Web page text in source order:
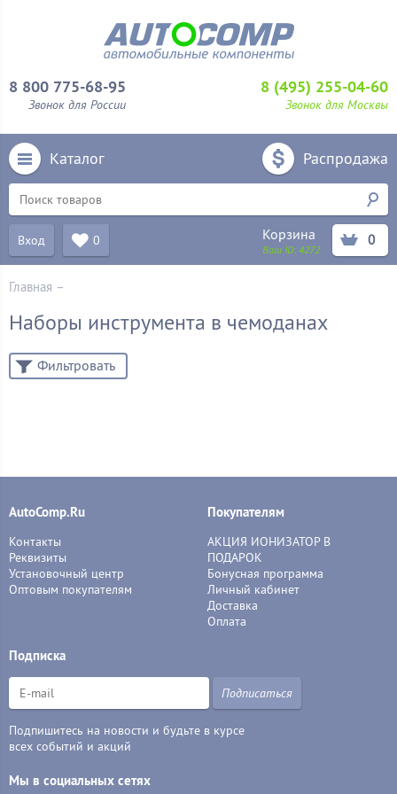
8 800 775-68-95
Звонок для России
8 (495) 255-04-60
Звонок для Москвы
Каталог Распродажа
Вход 0 Корзина
Ваш ID:4272
0
Главная –
Наборы инструмента в чемоданах
Фильтровать
AutoComp.Ru
Контакты
Реквизиты
Установочный центр
Оптовым покупателям
Покупателям
АКЦИЯ ИОНИЗАТОР В
ПОДАРОК
Бонусная программа
Личный кабинет
Доставка
Оплата
Подписка
Подписаться
Подпишитесь на новости и будьте в курсе
всех событий и акций
Мы в социальных сетях